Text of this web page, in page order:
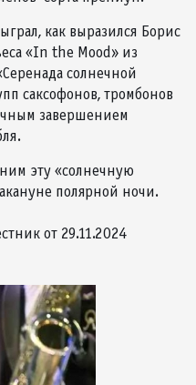
как выразился Борис
«In the Mood» из
солнечной
саксофонов, тромбонов
завершением
эту «солнечную
полярной ночи.
от 29.11.2024